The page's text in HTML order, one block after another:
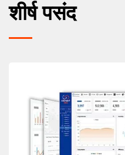
शीर्ष पसंद